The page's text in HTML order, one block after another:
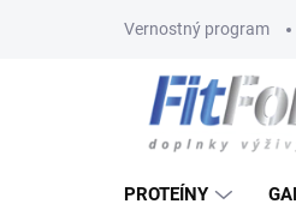
Vernostný program
PROTEÍNY